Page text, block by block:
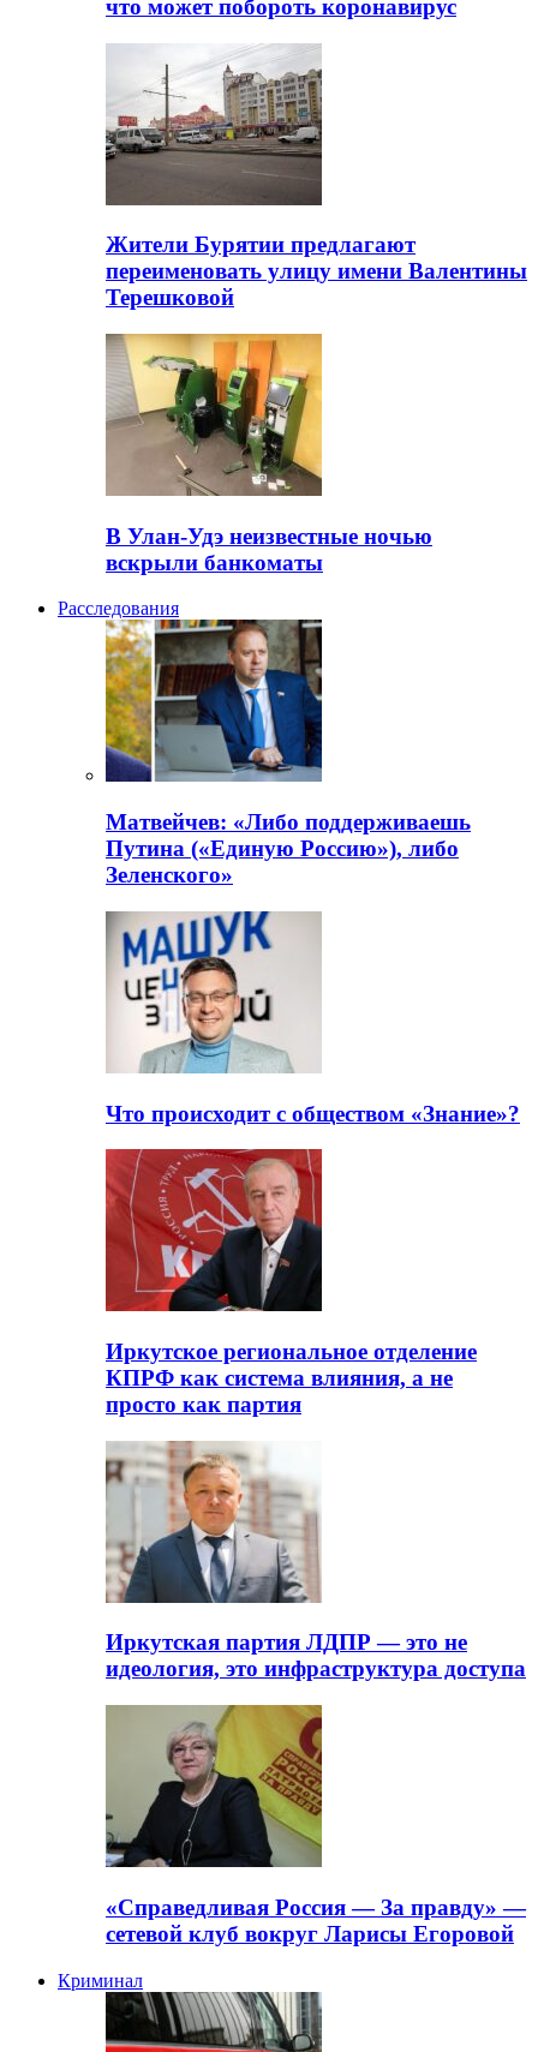
что может побороть коронавирус
Жители Бурятии предлагают
переименовать улицу имени Валентины
Терешковой
В Улан-Удэ неизвестные ночью
вскрыли банкоматы
Расследования
Матвейчев: «Либо поддерживаешь
Путина («Единую Россию»), либо
Зеленского»
Что происходит с обществом «Знание»?
Иркутское региональное отделение
КПРФ как система влияния, а не
просто как партия
Иркутская партия ЛДПР — это не
идеология, это инфраструктура доступа
«Справедливая Россия — За правду» —
сетевой клуб вокруг Ларисы Егоровой
Криминал